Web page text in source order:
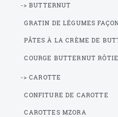
-> BUTTERNUT
GRATIN DE LÉGUMES
PÂTES À LA CRÈME DE
COURGE BUTTERNUT
-> CAROTTE
CONFITURE DE CAROTTE
CAROTTES MZORA